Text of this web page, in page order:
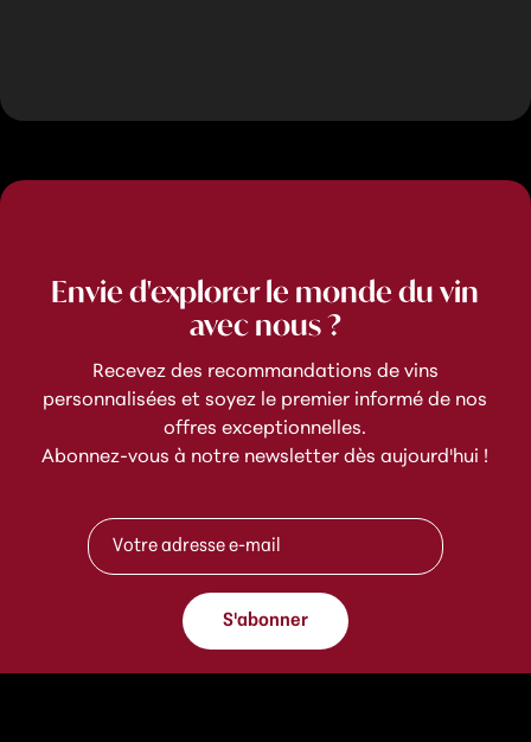
Envie d'explorer le monde du vin
avec nous ?
Recevez des recommandations de vins
personnalisées et soyez le premier informé de nos
offres exceptionnelles.
Abonnez-vous à notre newsletter dès aujourd'hui !
A
e
s
s
e
e
A
d
r
S'abonner